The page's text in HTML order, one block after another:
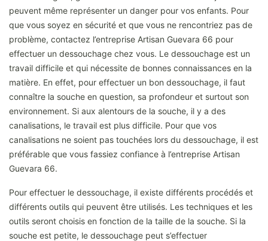
peuvent même représenter un danger pour vos enfants. Pour
que vous soyez en sécurité et que vous ne rencontriez pas de
problème, contactez l’entreprise Artisan Guevara 66 pour
effectuer un dessouchage chez vous. Le dessouchage est un
travail difficile et qui nécessite de bonnes connaissances en la
matière. En effet, pour effectuer un bon dessouchage, il faut
connaître la souche en question, sa profondeur et surtout son
environnement. Si aux alentours de la souche, il y a des
canalisations, le travail est plus difficile. Pour que vos
canalisations ne soient pas touchées lors du dessouchage, il est
préférable que vous fassiez confiance à l’entreprise Artisan
Guevara 66.
Pour effectuer le dessouchage, il existe différents procédés et
différents outils qui peuvent être utilisés. Les techniques et les
outils seront choisis en fonction de la taille de la souche. Si la
souche est petite, le dessouchage peut s’effectuer